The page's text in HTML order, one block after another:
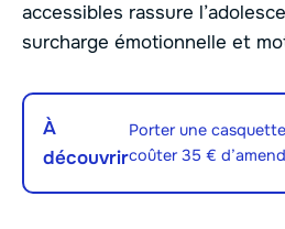
accessibles rassure
surcharge émotionnelle et
À
découvrir
Porter une
coûter 35 €